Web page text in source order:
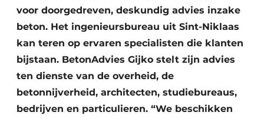
voor doorgedreven, deskundig advies inzake
beton. Het ingenieursbureau uit Sint-Niklaas
kan teren op ervaren specialisten die klanten
bijstaan. BetonAdvies Gijko stelt zijn advies
ten dienste van de overheid, de
betonnijverheid, architecten, studiebureaus,
bedrijven en particulieren. “We beschikken